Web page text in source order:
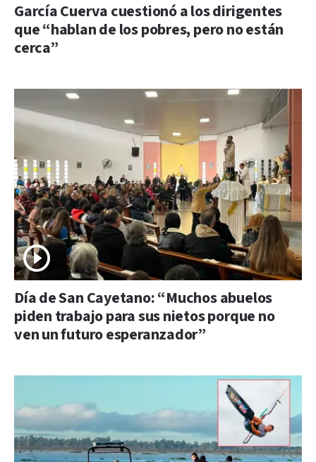
García Cuerva cuestionó a los dirigentes
que “hablan de los pobres, pero no están
cerca”
Día de San Cayetano: “Muchos abuelos
piden trabajo para sus nietos porque no
ven un futuro esperanzador”